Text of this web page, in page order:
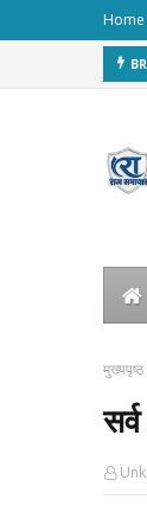
Home
मुख्यपृष्ठ